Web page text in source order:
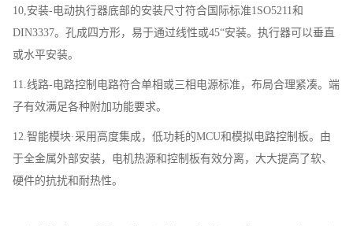
10,安装-电动执行器底部的安装尺寸符合国际标准1SO5211和
DIN3337。孔成四方形，易于通过线性或45“安装。执行器可以垂直
或水平安装。
11.线路-电路控制电路符合单相或三相电源标准，布局合理紧凑。端
子有效满足各种附加功能要求。
12.智能模块·采用高度集成，低功耗的MCU和模拟电路控制板。由
于全金属外部安装，电机热源和控制板有效分离，大大提高了软、
硬件的抗扰和耐热性。